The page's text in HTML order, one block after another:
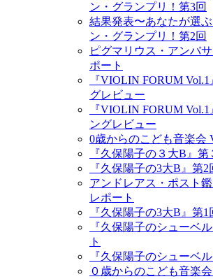
ン・グランプリ！第3回
結果発表〜あなたが選
ン・グランプリ！第2回
ピグマリウス・アンバ
ポート
『VIOLIN FORUM
グレビュー
『VIOLIN FORUM
ングレビュー
0歳からのこども音楽会
『久保陽子の３大B』第
『久保陽子の3大B』第2
アンドレアス・ポスト
レポート
『久保陽子の3大B』第1
『久保陽子のシューベ
ト
『久保陽子のシューベ
０歳からのこども音楽